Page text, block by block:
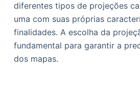
diferentes tipos de projeções
uma com suas próprias
finalidades. A escolha da
fundamental para garantir a
dos mapas.